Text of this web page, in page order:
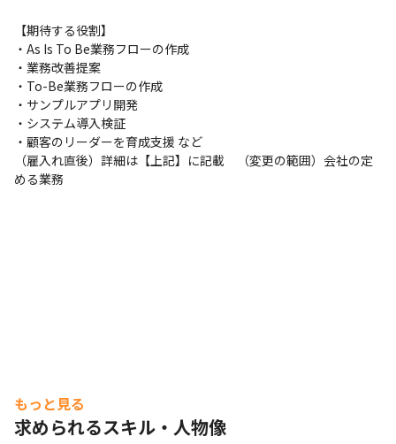
【期待する役割】
・As Is To Be業務フローの作成
・業務改善提案
・To-Be業務フローの作成
・サンプルアプリ開発
・システム導入検証
・顧客のリーダーを育成支援 など
（雇入れ直後）詳細は【上記】に記載　（変更の範囲）会社の定
める業務
もっと見る
求められるスキル・人物像